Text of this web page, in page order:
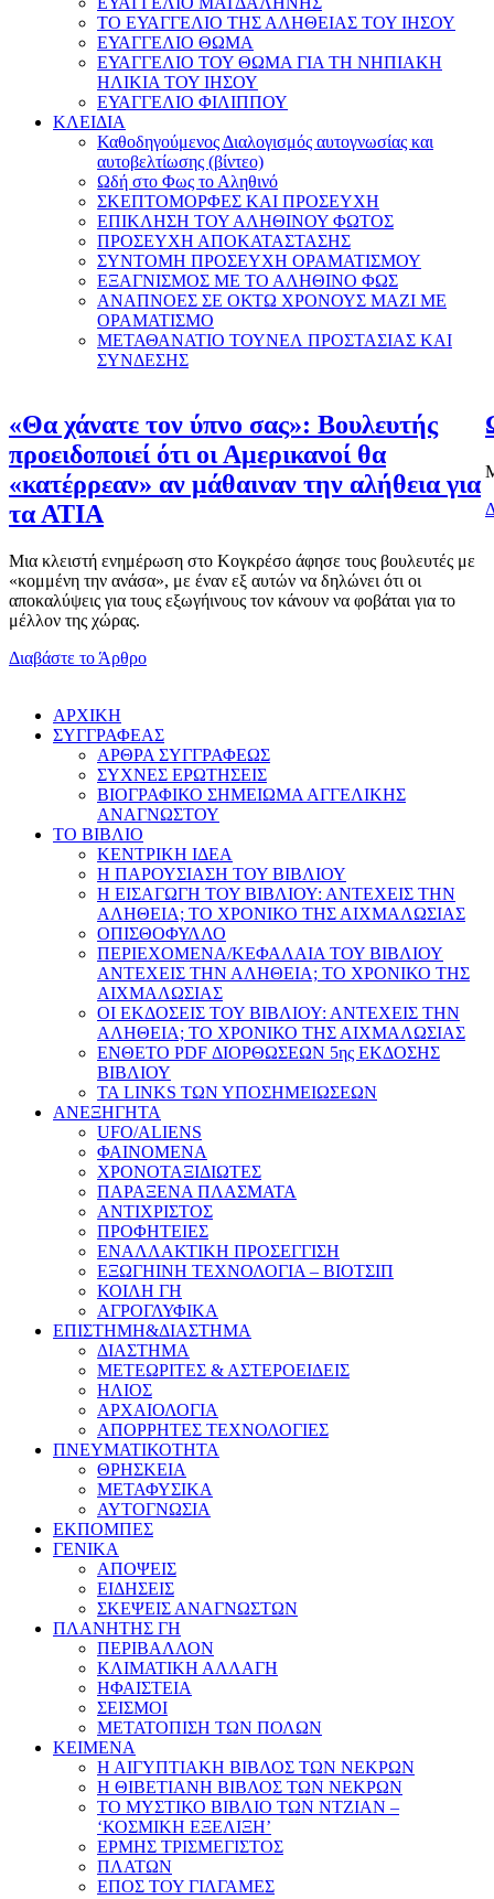
ΤΟ ΕΥΑΓΓΕΛΙΟ ΤΗΣ ΑΛΗΘΕΙΑΣ ΤΟΥ ΙΗΣΟΥ
ΕΥΑΓΓΕΛΙΟ ΘΩΜΑ
ΕΥΑΓΓΕΛΙΟ ΤΟΥ ΘΩΜΑ ΓΙΑ ΤΗ ΝΗΠΙΑΚΗ
ΗΛΙΚΙΑ ΤΟΥ ΙΗΣΟΥ
ΕΥΑΓΓΕΛΙΟ ΦΙΛΙΠΠΟΥ
ΚΛΕΙΔΙΑ
Καθοδηγούμενος Διαλογισμός αυτογνωσίας και
αυτοβελτίωσης (βίντεο)
Ωδή στο Φως το Αληθινό
ΣΚΕΠΤΟΜΟΡΦΕΣ ΚΑΙ ΠΡΟΣΕΥΧΗ
ΕΠΙΚΛΗΣΗ ΤΟΥ ΑΛΗΘΙΝΟΥ ΦΩΤΟΣ
ΠΡΟΣΕΥΧΗ ΑΠΟΚΑΤΑΣΤΑΣΗΣ
ΣΥΝΤΟΜΗ ΠΡΟΣΕΥΧΗ ΟΡΑΜΑΤΙΣΜΟΥ
ΕΞΑΓΝΙΣΜΟΣ ΜΕ ΤΟ ΑΛΗΘΙΝΟ ΦΩΣ
ΑΝΑΠΝΟΕΣ ΣΕ ΟΚΤΩ ΧΡΟΝΟΥΣ ΜΑΖΙ ΜΕ
ΟΡΑΜΑΤΙΣΜΟ
ΜΕΤΑΘΑΝΑΤΙΟ ΤΟΥΝΕΛ ΠΡΟΣΤΑΣΙΑΣ ΚΑΙ
ΣΥΝΔΕΣΗΣ
«Θα χάνατε τον ύπνο σας»: Βουλευτής
προειδοποιεί ότι οι Αμερικανοί θα
«κατέρρεαν» αν μάθαιναν την αλήθεια για
τα ΑΤΙΑ
Μια κλειστή ενημέρωση στο Κογκρέσο άφησε τους βουλευτές με
«κομμένη την ανάσα», με έναν εξ αυτών να δηλώνει ότι οι
αποκαλύψεις για τους εξωγήινους τον κάνουν να φοβάται για το
μέλλον της χώρας.
Διαβάστε το Άρθρο
AΡΧΙΚΗ
ΣΥΓΓΡΑΦΕΑΣ
ΑΡΘΡΑ ΣΥΓΓΡΑΦΕΩΣ
ΣΥΧΝΕΣ ΕΡΩΤΗΣΕΙΣ
ΒΙΟΓΡΑΦΙΚΟ ΣΗΜΕΙΩΜΑ ΑΓΓΕΛΙΚΗΣ
ΑΝΑΓΝΩΣΤΟΥ
ΤΟ ΒΙΒΛΙΟ
ΚΕΝΤΡΙΚΗ ΙΔΕΑ
Η ΠΑΡΟΥΣΙΑΣΗ ΤΟΥ ΒΙΒΛΙΟΥ
Η ΕΙΣΑΓΩΓΗ ΤΟΥ ΒΙΒΛΙΟΥ: ΑΝΤΕΧΕΙΣ ΤΗΝ
ΑΛΗΘΕΙΑ; ΤΟ ΧΡΟΝΙΚΟ ΤΗΣ ΑΙΧΜΑΛΩΣΙΑΣ
ΟΠΙΣΘΟΦΥΛΛΟ
ΠΕΡΙΕΧΟΜΕΝΑ/ΚΕΦΑΛΑΙΑ ΤΟΥ ΒΙΒΛΙΟΥ
ΑΝΤΕΧΕΙΣ ΤΗΝ ΑΛΗΘΕΙΑ; ΤΟ ΧΡΟΝΙΚΟ ΤΗΣ
ΑΙΧΜΑΛΩΣΙΑΣ
ΟΙ ΕΚΔΟΣΕΙΣ ΤΟΥ ΒΙΒΛΙΟΥ: ΑΝΤΕΧΕΙΣ ΤΗΝ
ΑΛΗΘΕΙΑ; ΤΟ ΧΡΟΝΙΚΟ ΤΗΣ ΑΙΧΜΑΛΩΣΙΑΣ
ΕΝΘΕΤΟ PDF ΔΙΟΡΘΩΣΕΩΝ 5ης ΕΚΔΟΣΗΣ
ΒΙΒΛΙΟΥ
ΤΑ LINKS ΤΩΝ ΥΠΟΣΗΜΕΙΩΣΕΩΝ
ΑΝΕΞΗΓΗΤΑ
UFO/ALIENS
ΦΑΙΝΟΜΕΝΑ
ΧΡΟΝΟΤΑΞΙΔΙΩΤΕΣ
ΠΑΡΑΞΕΝΑ ΠΛΑΣΜΑΤΑ
ΑΝΤΙΧΡΙΣΤΟΣ
ΠΡΟΦΗΤΕΙΕΣ
ΕΝΑΛΛΑΚΤΙΚΗ ΠΡΟΣΕΓΓΙΣΗ
ΕΞΩΓΗΙΝΗ ΤΕΧΝΟΛΟΓΙΑ – ΒΙΟΤΣΙΠ
ΚΟΙΛΗ ΓΗ
ΑΓΡΟΓΛΥΦΙΚΑ
ΕΠΙΣΤΗΜΗ&ΔΙΑΣΤΗΜΑ
ΔΙΑΣΤΗΜΑ
ΜΕΤΕΩΡΙΤΕΣ & ΑΣΤΕΡΟΕΙΔΕΙΣ
ΗΛΙΟΣ
ΑΡΧΑΙΟΛΟΓΙΑ
ΑΠΟΡΡΗΤΕΣ ΤΕΧΝΟΛΟΓΙΕΣ
ΠΝΕΥΜΑΤΙΚΟΤΗΤΑ
ΘΡΗΣΚΕΙΑ
ΜΕΤΑΦΥΣΙΚΑ
ΑΥΤΟΓΝΩΣΙΑ
ΕΚΠΟΜΠΕΣ
ΓΕΝΙΚΑ
ΑΠΟΨΕΙΣ
ΕΙΔΗΣΕΙΣ
ΣΚΕΨΕΙΣ ΑΝΑΓΝΩΣΤΩΝ
ΠΛΑΝΗΤΗΣ ΓΗ
ΠΕΡΙΒΑΛΛΟΝ
ΚΛΙΜΑΤΙΚΗ ΑΛΛΑΓΗ
ΗΦΑΙΣΤΕΙΑ
ΣΕΙΣΜΟΙ
ΜΕΤΑΤΟΠΙΣΗ ΤΩΝ ΠΟΛΩΝ
ΚΕΙΜΕΝΑ
Η ΑΙΓΥΠΤΙΑΚΗ ΒΙΒΛΟΣ ΤΩΝ ΝΕΚΡΩΝ
Η ΘΙΒΕΤΙΑΝΗ ΒΙΒΛΟΣ ΤΩΝ ΝΕΚΡΩΝ
ΤΟ ΜΥΣΤΙΚΟ ΒΙΒΛΙΟ ΤΩΝ ΝΤΖΙΑΝ –
‘ΚΟΣΜΙΚΗ ΕΞΕΛΙΞΗ’
ΕΡΜΗΣ ΤΡΙΣΜΕΓΙΣΤΟΣ
ΠΛΑΤΩΝ
ΕΠΟΣ ΤΟΥ ΓΙΛΓΑΜΕΣ